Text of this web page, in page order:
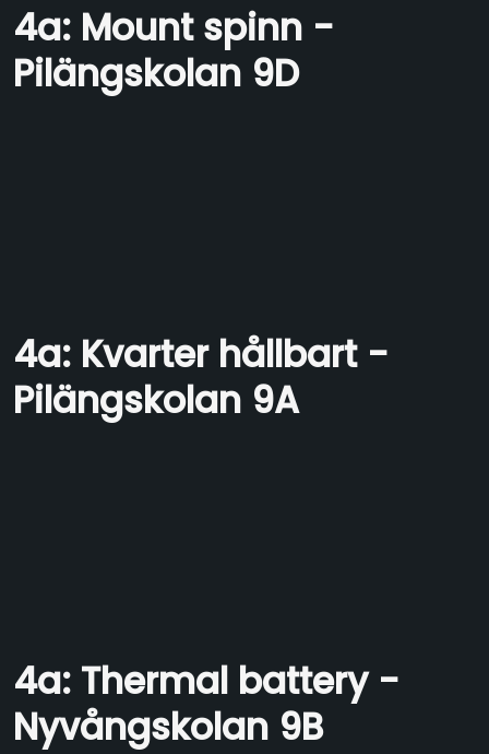
4a: Mount spinn -
Pilängskolan 9D
4a: Kvarter hållbart -
Pilängskolan 9A
4a: Thermal battery -
Nyvångskolan 9B